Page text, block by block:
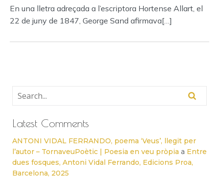
En una lletra adreçada a l’escriptora Hortense Allart, el
22 de juny de 1847, George Sand afirmava[…]
Latest Comments
ANTONI VIDAL FERRANDO, poema ‘Veus’, llegit per
l’autor – TornaveuPoètic | Poesia en veu pròpia a Entre
dues fosques, Antoni Vidal Ferrando, Edicions Proa,
Barcelona, 2025